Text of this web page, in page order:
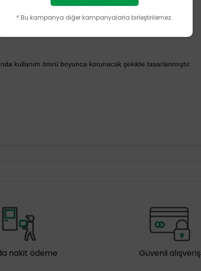
kullanım ömrü boyunca korunacak şekilde tasarlanmıştır.
nakit ödeme Güvenli alışveriş
* Bu kampanya diğer kampanyalarla birleştirilemez.